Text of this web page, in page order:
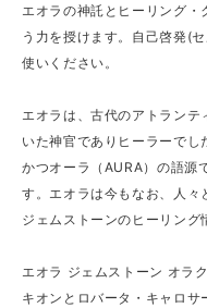
エオラの神託とヒーリング
う力を授けます。自己啓発(
使いください。
エオラは、古代のアトラン
いた神官でありヒーラーでし
かつオーラ（AURA）の語源
す。エオラは今もなお、人々
ジェムストーンのヒーリング
エオラ ジェムストーン オラ
キオンとロバータ・キャロサ